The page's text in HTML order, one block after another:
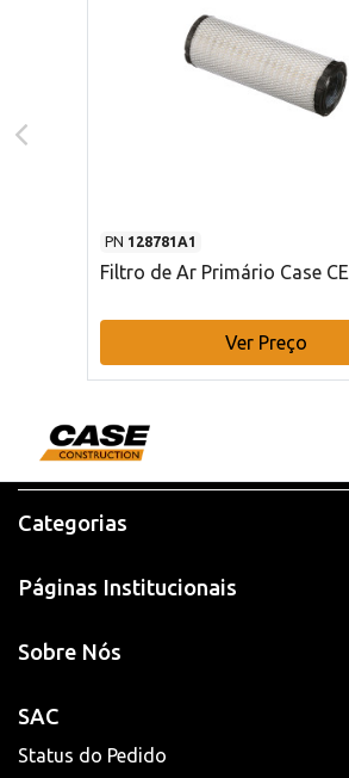
PN 128781A1
Filtro de Ar Primário Case CE
Ver Preço
Categorias
Páginas Institucionais
Sobre Nós
SAC
Status do Pedido